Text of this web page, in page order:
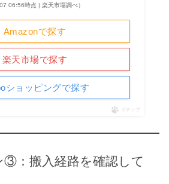
06:56時点 | 楽天市場調べ）
Amazonで探す
楽天市場で探す
ショッピングで探す
ポチップ
③：搬入経路を確認して